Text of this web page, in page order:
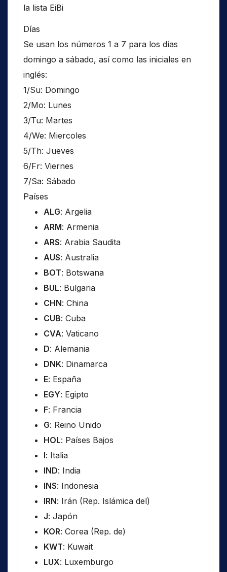
la lista EiBi
Días
Se usan los números 1 a 7 para los días
domingo a sábado, así como las iniciales en
inglés:
1/Su: Domingo
2/Mo: Lunes
3/Tu: Martes
4/We: Miercoles
5/Th: Jueves
6/Fr: Viernes
7/Sa: Sábado
Países
ALG: Argelia
ARM: Armenia
ARS: Arabia Saudita
AUS: Australia
BOT: Botswana
BUL: Bulgaria
CHN: China
CUB: Cuba
CVA: Vaticano
D: Alemania
DNK: Dinamarca
E: España
EGY: Egipto
F: Francia
G: Reino Unido
HOL: Países Bajos
I: Italia
IND: India
INS: Indonesia
IRN: Irán (Rep. Islámica del)
J: Japón
KOR: Corea (Rep. de)
KWT: Kuwait
LUX: Luxemburgo